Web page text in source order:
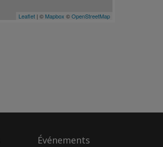
Leaflet | © Mapbox ©OpenStreetMap
Événements